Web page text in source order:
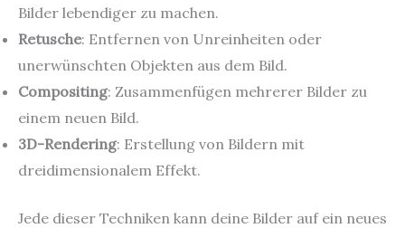
Bilder lebendiger zu machen.
Retusche: Entfernen von Unreinheiten oder
unerwünschten Objekten aus dem Bild.
Compositing: Zusammenfügen mehrerer Bilder zu
einem neuen Bild.
3D-Rendering: Erstellung von Bildern mit
dreidimensionalem Effekt.
Jede dieser Techniken kann deine Bilder auf ein neues